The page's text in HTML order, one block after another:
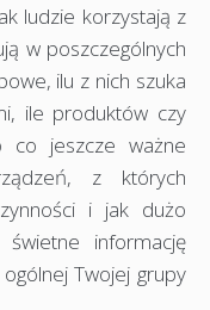
ludzie korzystają z
w poszczególnych
ilu z nich szuka
ile produktów czy
co jeszcze ważne
z których
i jak dużo
informację
Twojej grupy